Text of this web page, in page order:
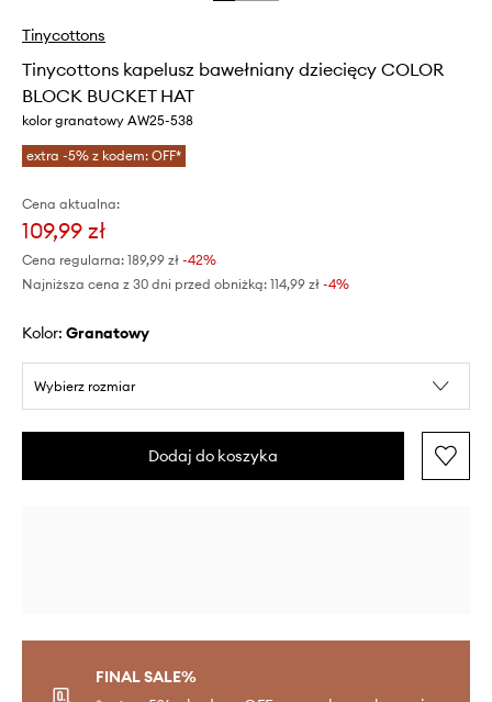
Tinycottons
Tinycottons kapelusz bawełniany dziecięcy COLOR
BLOCK BUCKET HAT
kolor granatowy AW25-538
extra -5% z kodem: OFF*
Cena aktualna:
109,99 zł
Cena regularna: 189,99 zł -42%
Najniższa cena z 30 dni przed obniżką: 114,99 zł -4%
Kolor: granatowy
Wybierz rozmiar
Dodaj do koszyka
FINAL SALE%